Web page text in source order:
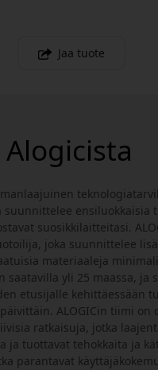
Jaa tuote
suunnittelee ensiluokkaisia
suosikkilaitteitasi.
joka suunnittelee
materiaaleja
saatavilla yli 25 maassa, ja
etusijalle kehittäessään
ALOGICin tiimi on
ratkaisuja, jotka
ja tuottavat tehokkaita ja
parantavat